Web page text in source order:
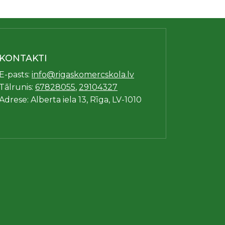
KONTAKTI
E-pasts: info@rigaskomercskola.lv
Tālrunis: 67828055, 29104327
Alberta iela 13, Rīga, LV-1010